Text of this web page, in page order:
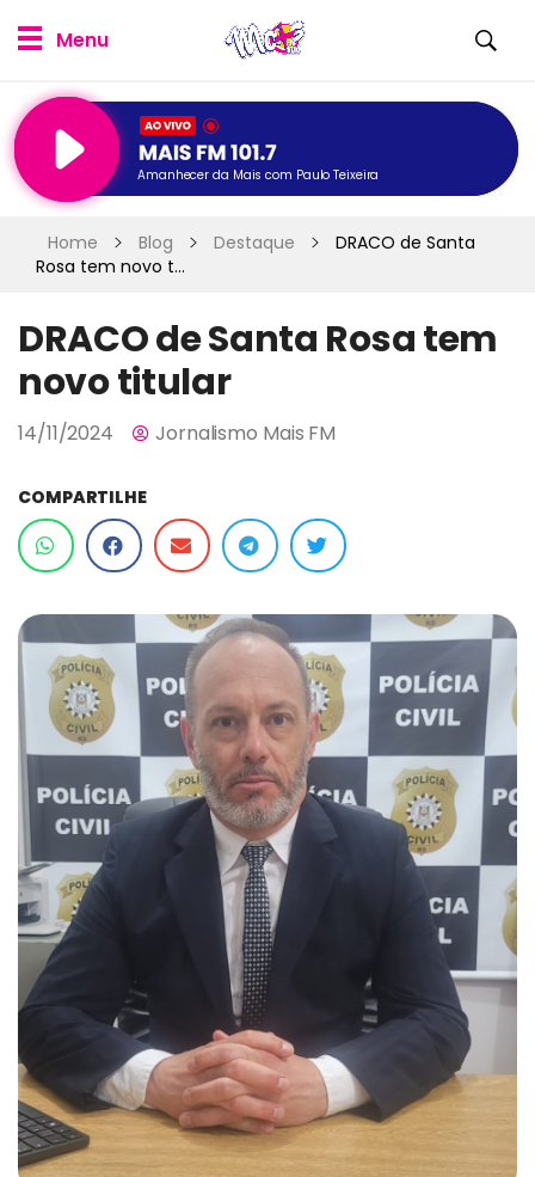
Amanhecer da Mais com Paulo Teixeira
Home Blog Destaque
DRACO de Santa
Rosa tem novo t...
DRACO de Santa Rosa tem
novo titular
14/11/2024 Jornalismo Mais FM
COMPARTILHE